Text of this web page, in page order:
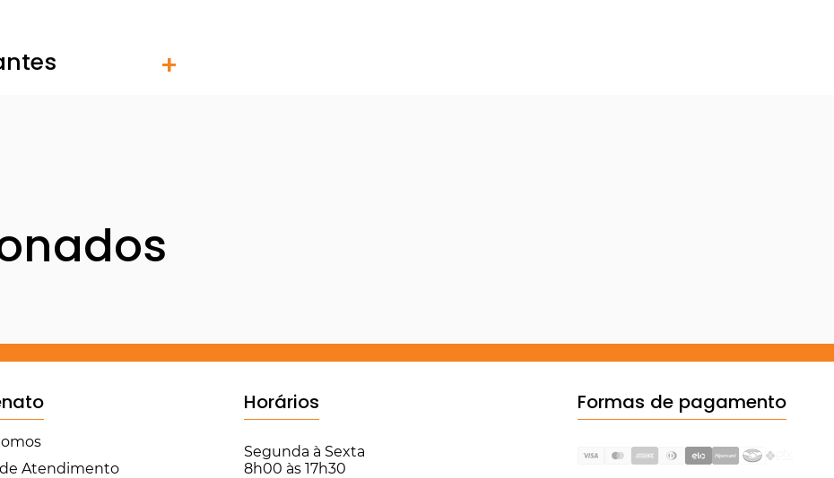
Atendimento
Horários
Segunda à Sexta
8h00 às 17h30
Formas de pagamento